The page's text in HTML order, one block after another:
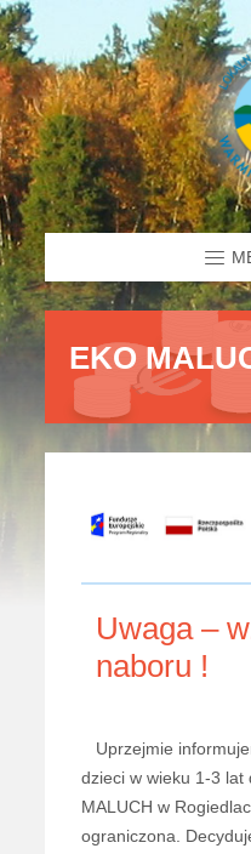
EKO
Uwaga –
naboru !
Uprzejmie
dzieci w wieku 1-3 lat
MALUCH w
ograniczona.